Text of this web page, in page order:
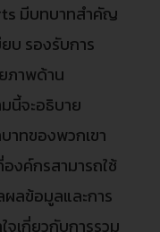
มีบทบาทสำคัญ
ยบ รองรับการ
ภาพด้าน
นี้จะอธิบาย
าทของพวกเขา
งค์กรสามารถใช้
ผลข้อมูลและการ
จเกี่ยวกับการรวม